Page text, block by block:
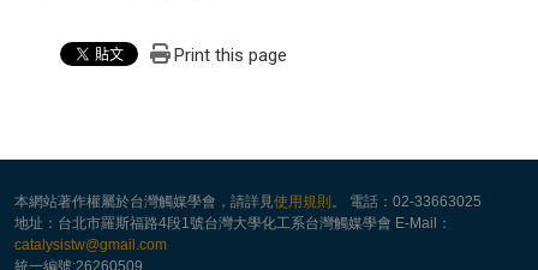
Print this page
本網站著作權屬於台灣觸媒學會，請詳見使用規則 。 電話：02-33663025
地址：台北市羅斯福路4段1號台灣大學化工系台灣觸媒學會 E-Mail：
catalysistw@gmail.com
統一編號:26260509